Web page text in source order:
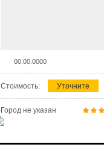
00.00.0000
Стоимость: Уточните
Город не указан